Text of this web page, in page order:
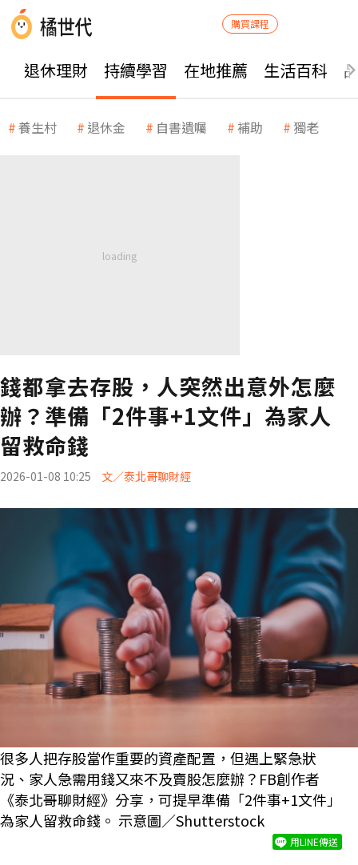
購買課程
退休理財 持續學習 在地推薦 生活百科
養生村 退休金 自書遺囑 補助 獨老
錢都拿去存股，人突然出意外怎麼
辦？準備「2件事+1文件」為家人
留救命錢
2026-01-08 10:25 文／泰北哥聊財經
很多人把存股當作重要的資產配置，但遇上緊急狀
況、家人急需用錢又來不及賣股怎麼辦？FB創作者
《泰北哥聊財經》分享，可提早準備「2件事+1文件」
為家人留救命錢。 示意圖／Shutterstock
用LINE傳送